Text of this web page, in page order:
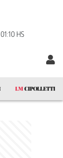
01:10 HS